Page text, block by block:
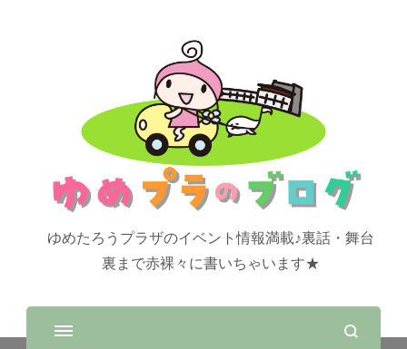
ゆめたろうプラザのイベント情報満載♪裏話・舞台
裏まで赤裸々に書いちゃいます★